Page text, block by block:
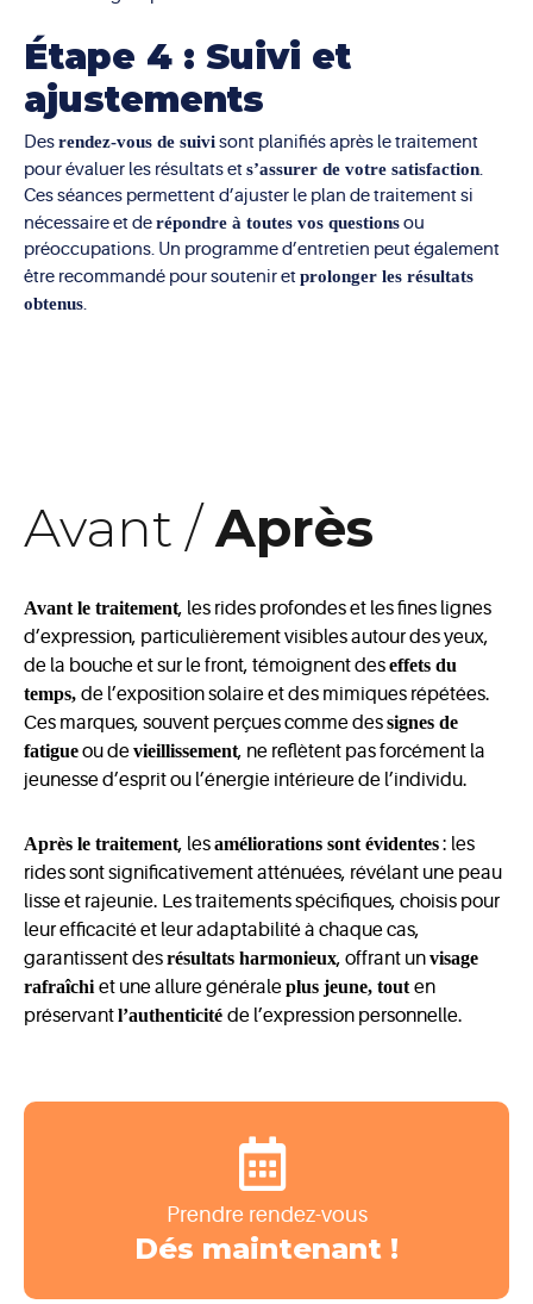
Étape 4 : Suivi et
ajustements
Desrendez-vous de suivisont planifiés après le traitement
pour évaluer les résultats ets’assurer de votre satisfaction.
Ces séances permettent d’ajuster le plan de traitement si
nécessaire et derépondre à toutes vos questionsou
préoccupations. Un programme d’entretien peut également
être recommandé pour soutenir etprolonger les résultats
obtenus.
Avant /Après
Avant le traitement, les rides profondes et les fines lignes
d’expression, particulièrement visibles autour des yeux,
de la bouche et sur le front, témoignent deseffets du
temps, de l’exposition solaire et des mimiques répétées.
Ces marques, souvent perçues comme dessignes de
fatigueou devieillissement, ne reflètent pas forcément la
jeunesse d’esprit ou l’énergie intérieure de l’individu.
Après le traitement, lesaméliorations sont évidentes: les
rides sont significativement atténuées, révélant une peau
lisse et rajeunie. Les traitements spécifiques, choisis pour
leur efficacité et leur adaptabilité à chaque cas,
garantissent desrésultats harmonieux, offrant unvisage
rafraîchi et une allure généraleplus jeune, tout en
préservantl’authenticité de l’expression personnelle.
Prendre rendez-vous
Dés maintenant !